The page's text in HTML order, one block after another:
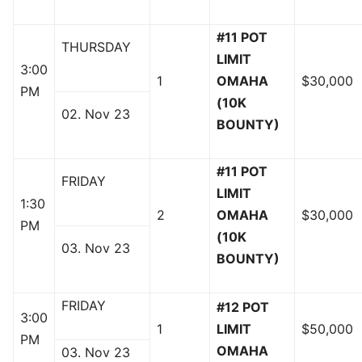
3:00
PM
THURSDAY
1
#11 POT
LIMIT
OMAHA
(10K
BOUNTY)
$30,000
02. Nov 23
1:30
PM
FRIDAY
2
#11 POT
LIMIT
OMAHA
(10K
BOUNTY)
$30,000
03. Nov 23
3:00
PM
FRIDAY
1
#12 POT
LIMIT
OMAHA
$50,000
03. Nov 23